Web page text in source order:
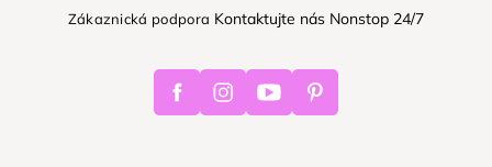
Zákaznická podpora Kontaktujte nás Nonstop 24/7
FacebookInstagramYoutube Pinterest